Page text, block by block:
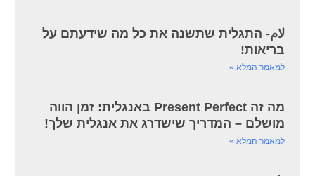
لام- התגלית שתשנה את כל מה שידעתם על
בריאות!
למאמר המלא »
מה זה Present Perfect באנגלית: זמן הווה
מושלם – המדריך שישדרג את אנגלית שלך!
למאמר המלא »